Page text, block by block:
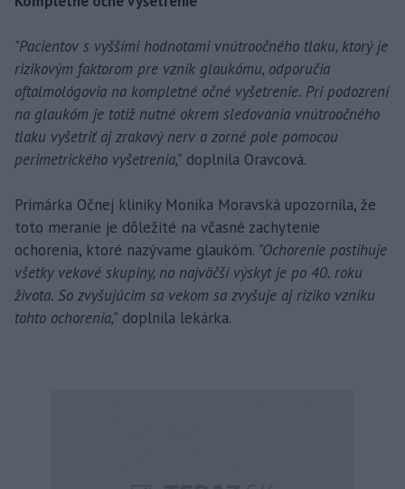
"Pacientov s vyššími hodnotami vnútroočného tlaku, ktorý je
rizikovým faktorom pre vznik glaukómu, odporučia
oftalmológovia na kompletné očné vyšetrenie. Pri podozrení
na glaukóm je totiž nutné okrem sledovania vnútroočného
tlaku vyšetriť aj zrakový nerv a zorné pole pomocou
perimetrického vyšetrenia," doplnila Oravcová.
Primárka Očnej kliniky Monika Moravská upozornila, že
toto meranie je dôležité na včasné zachytenie
ochorenia, ktoré nazývame glaukóm. "Ochorenie postihuje
všetky vekové skupiny, no najväčší výskyt je po 40. roku
života. So zvyšujúcim sa vekom sa zvyšuje aj riziko vzniku
tohto ochorenia," doplnila lekárka.